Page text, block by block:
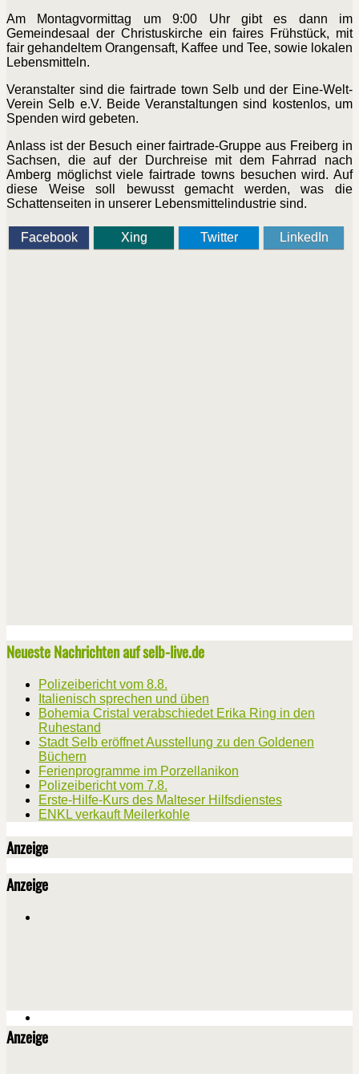
Am Montagvormittag um 9:00 Uhr gibt es dann im
Gemeindesaal der Christuskirche ein faires Frühstück, mit
fair gehandeltem Orangensaft, Kaffee und Tee, sowie lokalen
Lebensmitteln.
Veranstalter sind die fairtrade town Selb und der Eine-Welt-
Verein Selb e.V. Beide Veranstaltungen sind kostenlos, um
Spenden wird gebeten.
Anlass ist der Besuch einer fairtrade-Gruppe aus Freiberg in
Sachsen, die auf der Durchreise mit dem Fahrrad nach
Amberg möglichst viele fairtrade towns besuchen wird. Auf
diese Weise soll bewusst gemacht werden, was die
Schattenseiten in unserer Lebensmittelindustrie sind.
Facebook Xing Twitter LinkedIn
Neueste Nachrichten auf selb-live.de
Polizeibericht vom 8.8.
Italienisch sprechen und üben
Bohemia Cristal verabschiedet Erika Ring in den
Ruhestand
Stadt Selb eröffnet Ausstellung zu den Goldenen
Büchern
Ferienprogramme im Porzellanikon
Polizeibericht vom 7.8.
Erste-Hilfe-Kurs des Malteser Hilfsdienstes
ENKL verkauft Meilerkohle
Anzeige
Anzeige
Anzeige